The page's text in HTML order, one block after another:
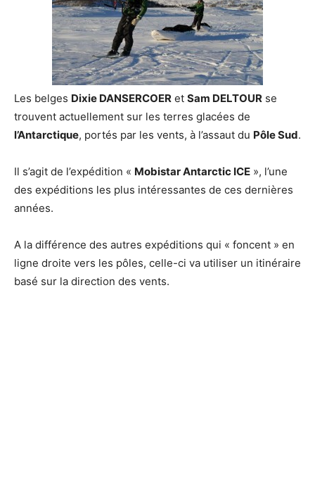
Les belges Dixie DANSERCOER et Sam DELTOUR se
trouvent actuellement sur les terres glacées de
l’Antarctique, portés par les vents, à l’assaut du Pôle Sud.
Il s’agit de l’expédition « Mobistar Antarctic ICE », l’une
des expéditions les plus intéressantes de ces dernières
années.
A la différence des autres expéditions qui « foncent » en
ligne droite vers les pôles, celle-ci va utiliser un itinéraire
basé sur la direction des vents.